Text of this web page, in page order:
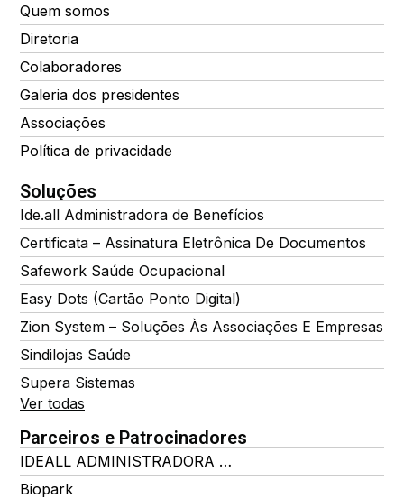
Quem somos
Diretoria
Colaboradores
Galeria dos presidentes
Associações
Política de privacidade
Soluções
Ide.all Administradora de Benefícios
Certificata – Assinatura Eletrônica De Documentos
Safework Saúde Ocupacional
Easy Dots (Cartão Ponto Digital)
Zion System – Soluções Às Associações E Empresas
Sindilojas Saúde
Supera Sistemas
Ver todas
Parceiros e Patrocinadores
IDEALL ADMINISTRADORA DE BENEFÍCIOS
Biopark